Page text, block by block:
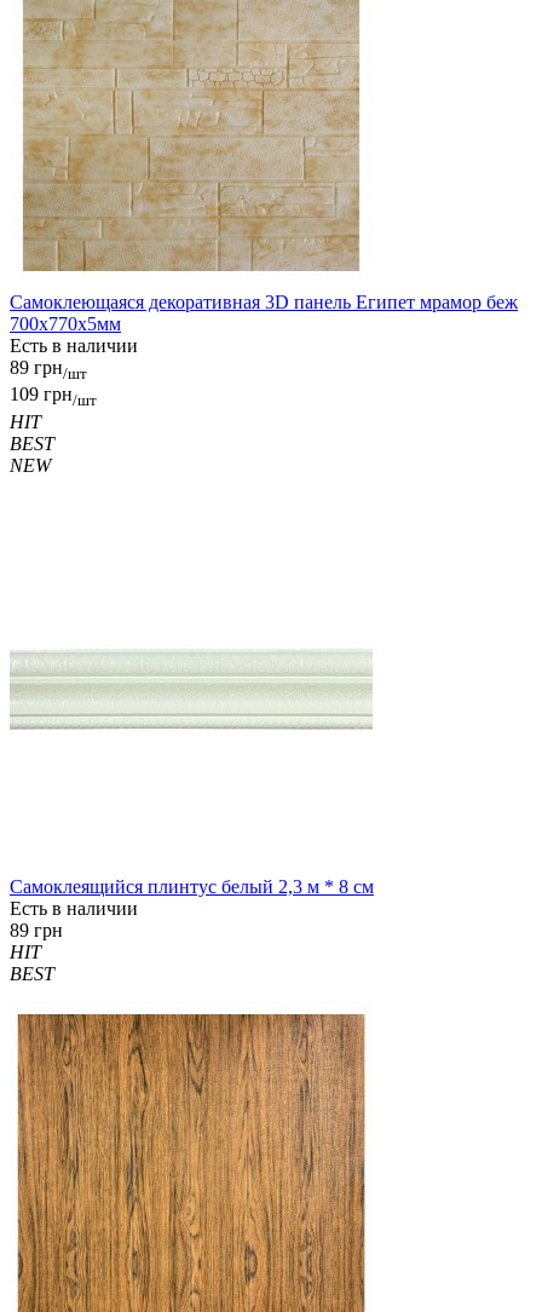
Самоклеющаяся декоративная 3D панель Египет мрамор беж
700x770x5мм
Есть в наличии
89 грн/шт
109 грн/шт
HIT
BEST
NEW
Самоклеящийся плинтус белый 2,3 м * 8 см
Есть в наличии
89 грн
HIT
BEST